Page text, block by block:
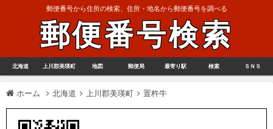
郵便番号から住所の検索、住所・地名から郵便番号を調べる
郵便番号検索
北海道 上川郡美瑛町 地図 郵便局 最寄り駅 検索 ＳＮＳ
ホーム 北海道 上川郡美瑛町 置杵牛